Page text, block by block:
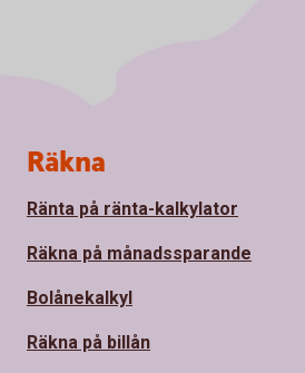
Sidfot
Räkna
Ränta på ränta-kalkylator
Räkna på månadssparande
Bolånekalkyl
Räkna på billån